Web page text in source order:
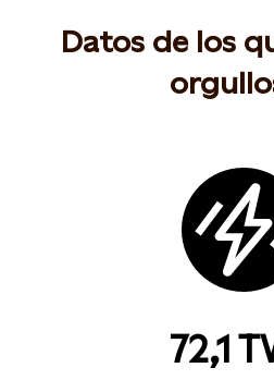
Datos de los
72,1